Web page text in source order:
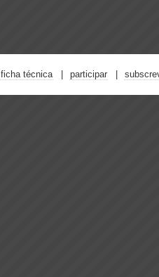
ficha técnica participar